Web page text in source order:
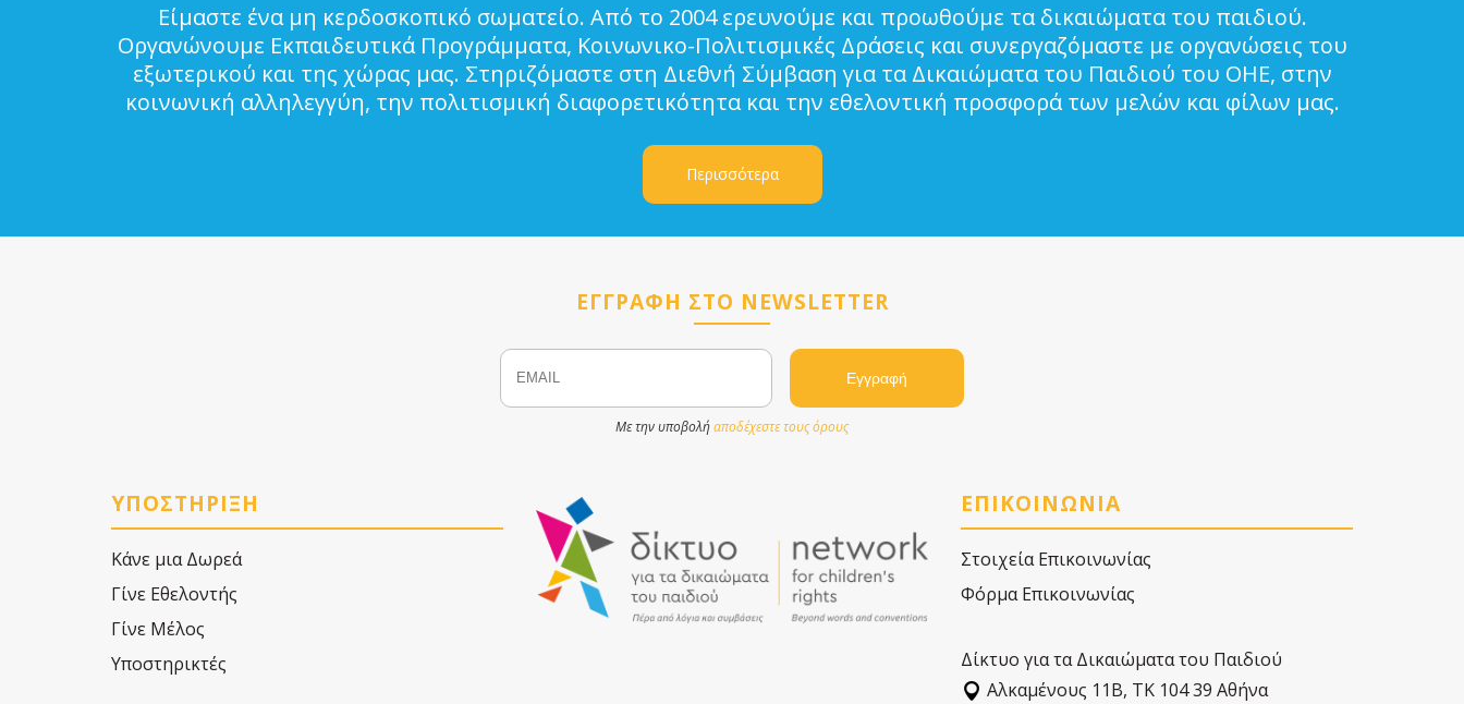
Είμαστε ένα μη κερδοσκοπικό σωματείο. Από το 2004 ερευνούμε και προωθούμε τα δικαιώματα του παιδιού.
Οργανώνουμε Εκπαιδευτικά Προγράμματα, Κοινωνικο-Πολιτισμικές Δράσεις και συνεργαζόμαστε με οργανώσεις του
εξωτερικού και της χώρας μας. Στηριζόμαστε στη Διεθνή Σύμβαση για τα Δικαιώματα του Παιδιού του ΟΗΕ, στην
κοινωνική αλληλεγγύη, την πολιτισμική διαφορετικότητα και την εθελοντική προσφορά των μελών και φίλων μας.
Περισσότερα
ΕΓΓΡΑΦΗ ΣΤΟ NEWSLETTER
Email Name
Με την υποβολήαποδέχεστε τους όρους
ΥΠΟΣΤΗΡΙΞΗ
Κάνε μια Δωρεά
Γίνε Εθελοντής
Γίνε Μέλος
Υποστηρικτές
ΕΠΙΚΟΙΝΩΝΙΑ
Στοιχεία Επικοινωνίας
Φόρμα Επικοινωνίας
Δίκτυο για τα Δικαιώματα του Παιδιού
Αλκαµένους 11Β, ΤΚ 104 39 Αθήνα